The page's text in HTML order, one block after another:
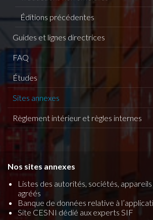
Éditions précédentes
Guides et lignes directrices
FAQ
Études
Sites annexes
Règlement intérieur et règles internes
Nos sites annexes
Listes des autorités, sociétés,
agréés
Banque de données relative à
Site CESNI dédié aux experts SIF